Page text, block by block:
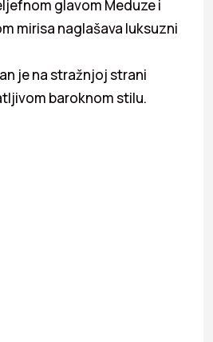
glavom Meduze i
mirisa naglašava luksuzni
je na stražnjoj strani
baroknom stilu.